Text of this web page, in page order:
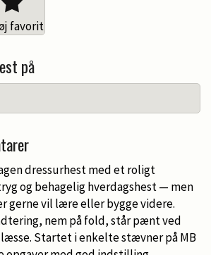
favorit
på
dressurhest med et roligt
og behagelig hverdagshest — men
gerne vil lære eller bygge videre.
nem på fold, står pænt ved
læsse. Startet i enkelte stævner på MB